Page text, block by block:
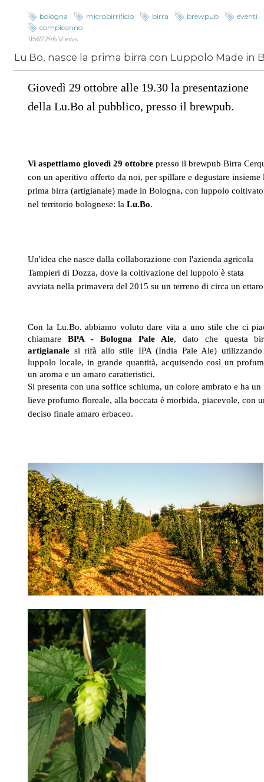
bologna microbirrificio birra brewpub
eventi
compleanno
11567296 Views
Giovedì 29 ottobre alle 19.30 la presentazione
della Lu.Bo al pubblico, presso il brewpub.
Vi aspettiamo giovedì 29 ottobre presso il brewpub Birra
con un aperitivo offerto da noi, per spillare e degustare insieme
prima birra (artigianale) made in Bologna, con luppolo coltivato
nel territorio bolognese: laLu.Bo.
Un'idea che nasce dalla collaborazione con l'azienda agricola
Tampieri di Dozza, dove la coltivazione del luppolo è stata
avviata nella primavera del 2015 su un terreno di circa un
Con la Lu.Bo. abbiamo voluto dare vita a uno stile che ci
chiamareBPA - Bologna Pale Ale, dato che questa
artigianale si rifà allo stile IPA (India Pale Ale)
luppolo locale, in grande quantità, acquisendo così un
un aroma e un amaro caratteristici.
Si presenta con una soffice schiuma, un colore ambrato e ha un
lieve profumo floreale, alla boccata è morbida, piacevole, con
deciso finale amaro erbaceo.